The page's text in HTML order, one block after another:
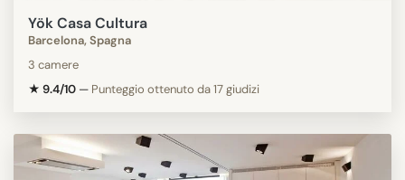
Yök Casa Cultura
Barcelona, Spagna
3 camere
★ 9.4/10 — Punteggio ottenuto da 17 giudizi